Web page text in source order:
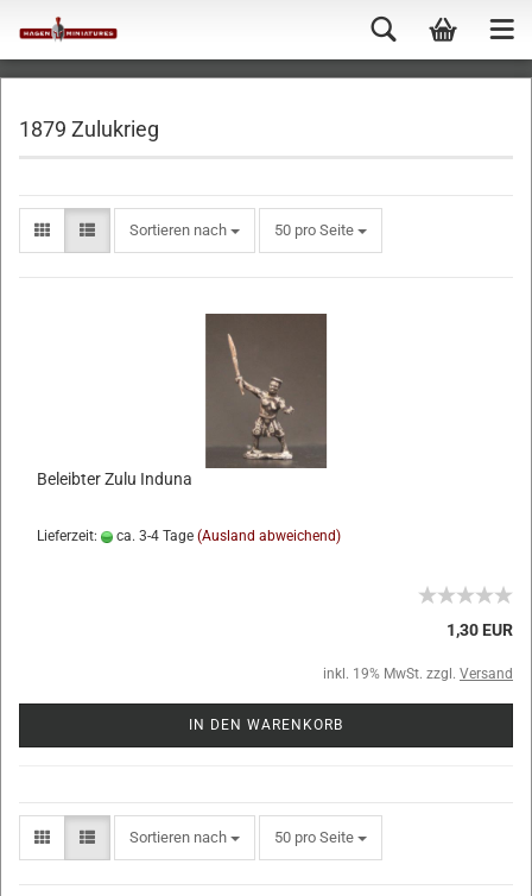
1879 Zulukrieg
Sortieren nach 50 pro Seite
Beleibter Zulu Induna
Lieferzeit: ca. 3-4 Tage (Ausland abweichend)
1,30 EUR
inkl. 19% MwSt. zzgl. Versand
IN DEN WARENKORB
Sortieren nach 50 pro Seite